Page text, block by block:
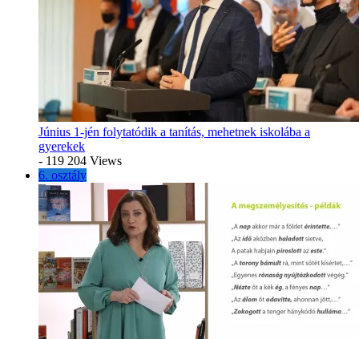
Június 1-jén folytatódik a tanítás, mehetnek iskolába a
gyerekek
- 119 204 Views
6. osztály